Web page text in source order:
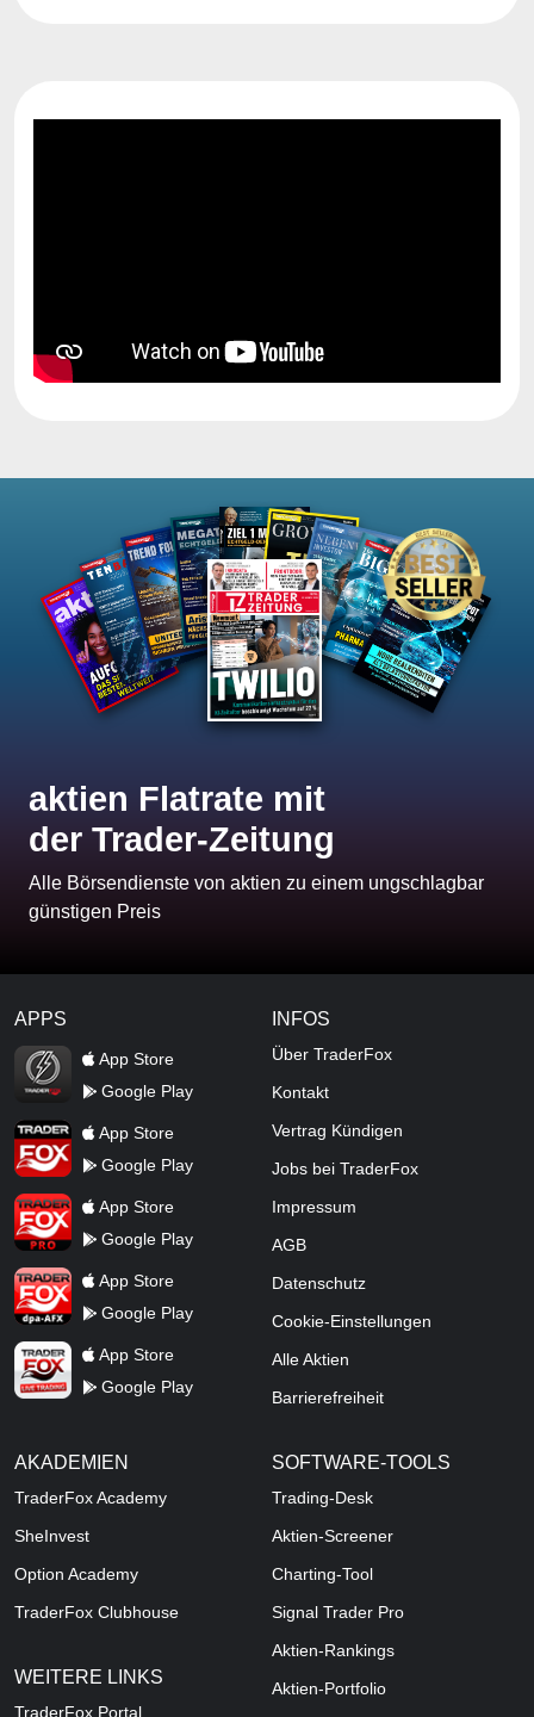
aktien Flatrate mit
der Trader-Zeitung
Alle Börsendienste von aktien zu einem ungschlagbar
günstigen Preis
APPS
TraderFox Flash
App Store
Google Play
TraderFox AppApp Store
Google Play
TraderFox ProApp Store
Google Play
TraderFox dpa-AFX ProFeed
App Store
Google Play
TraderFox Live Trading
App Store
Google Play
INFOS
Über TraderFox
Kontakt
Vertrag Kündigen
Jobs bei TraderFox
Impressum
AGB
Datenschutz
Cookie-Einstellungen
Alle Aktien
Barrierefreiheit
AKADEMIEN
TraderFox Academy
SheInvest
Option Academy
TraderFox Clubhouse
WEITERE LINKS
TraderFox Portal
SOFTWARE-TOOLS
Trading-Desk
Aktien-Screener
Charting-Tool
Signal Trader Pro
Aktien-Rankings
Aktien-Portfolio